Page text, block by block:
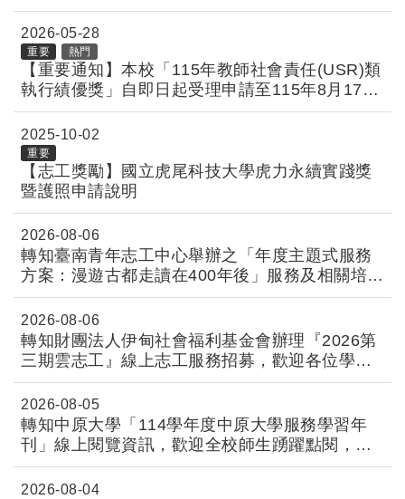
2026-05-28
重要 熱門
【重要通知】本校「115年教師社會責任(USR)類
執行績優獎」自即日起受理申請至115年8月17日
(一)，詳如說明
2025-10-02
重要
【志工獎勵】國立虎尾科技大學虎力永續實踐獎
暨護照申請說明
2026-08-06
轉知臺南青年志工中心舉辦之「年度主題式服務
方案：漫遊古都走讀在400年後」服務及相關培
訓，歡迎各位學生踴躍報名參加，請 查照
2026-08-06
轉知財團法人伊甸社會福利基金會辦理『2026第
三期雲志工』線上志工服務招募，歡迎各位學生
踴躍報名參加，請 查照。
2026-08-05
轉知中原大學「114學年度中原大學服務學習年
刊」線上閱覽資訊，歡迎全校師生踴躍點閱，一
同閱讀精彩成果，感受實踐帶來的影響力!
2026-08-04